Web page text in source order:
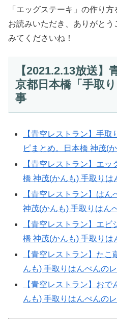
「エッグステーキ」の作り
お読みいただき、ありがと
みてくださいね！
【2021.2.13放送
京都日本橋「手取
事
【青空レストラン】手
ピまとめ。日本橋 神茂(
【青空レストラン】エ
橋 神茂(かんも) 手取りは
【青空レストラン】は
神茂(かんも) 手取りはん
【青空レストラン】エ
橋 神茂(かんも) 手取りは
【青空レストラン】た
んも) 手取りはんぺんの
【青空レストラン】お
んも) 手取りはんぺんの